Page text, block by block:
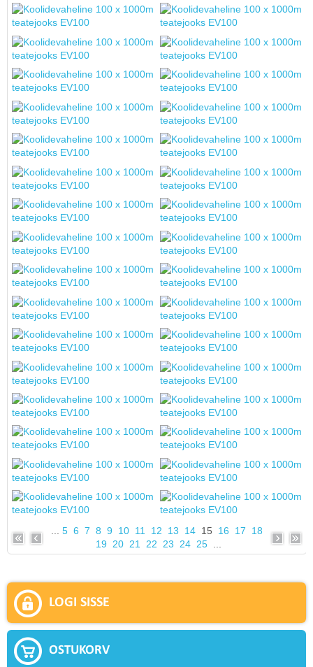
...5 6 7 8 9 10 11 12 13 14 15 16 17
18
19
20 21 22 23 24 25...
LOGI SISSE
OSTUKORV